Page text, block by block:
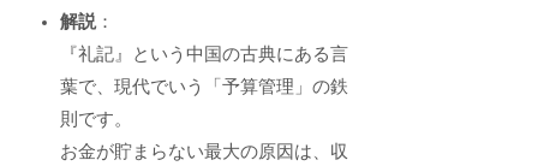
解説 ：
『礼記』という中国の古典にある言
葉で、現代でいう「予算管理」の鉄
則です。
お金が貯まらない最大の原因は、収